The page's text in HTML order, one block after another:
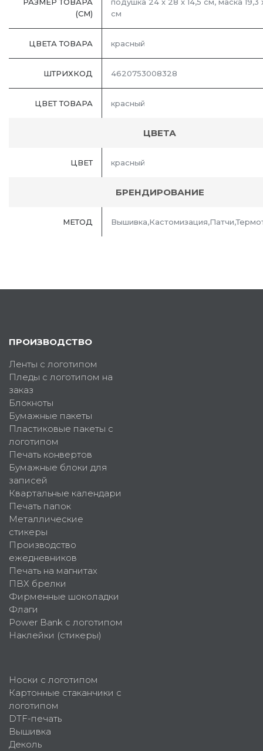
(СМ)
см
ЦВЕТА ТОВАРА красный
ШТРИХКОД 4620753008328
ЦВЕТ ТОВАРА красный
ЦВЕТА
ЦВЕТ красный
БРЕНДИРОВАНИЕ
МЕТОД
ПРОИЗВОДСТВО
Ленты с логотипом
Пледы с логотипом на
заказ
Блокноты
Бумажные пакеты
Пластиковые пакеты с
логотипом
Печать конвертов
Бумажные блоки для
записей
Квартальные календари
Печать папок
Металлические
стикеры
Производство
ежедневников
Печать на магнитах
ПВХ брелки
Фирменные шоколадки
Флаги
Power Bank с логотипом
Наклейки (стикеры)
Носки с логотипом
Картонные стаканчики с
логотипом
DTF-печать
Вышивка
Деколь